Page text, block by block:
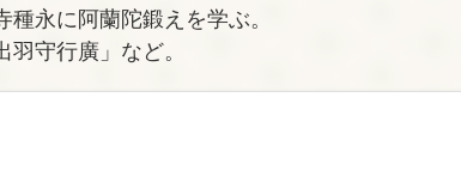
永に阿蘭陀鍛えを学ぶ。
守行廣」など。